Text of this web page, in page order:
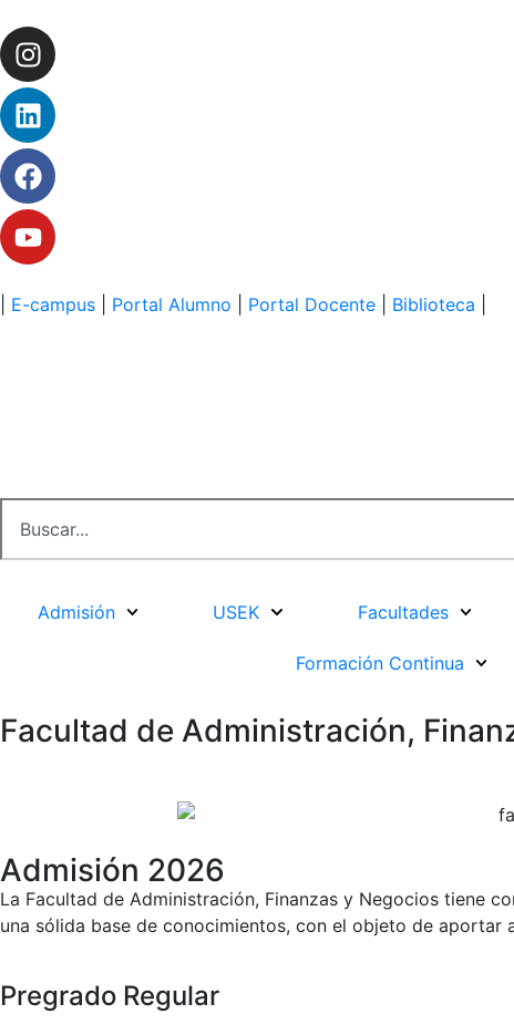
E-campus Portal Alumno Portal Docente Biblioteca
Admisión USEK Facultades
Formación Continua
Facultad de Administración,
Admisión 2026
La Facultad de Administración, Finanzas y Negocios tiene
una sólida base de conocimientos, con el objeto de aportar
Pregrado Regular